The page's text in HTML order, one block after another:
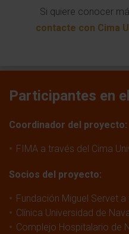
Si quiere conocer
contacte con Cima
Participantes en
Coordinador del proyecto:
FIMA a través del Cima
Socios del proyecto:
Fundación Miguel Servet
Clínica Universidad de
Complejo Hospitalario de